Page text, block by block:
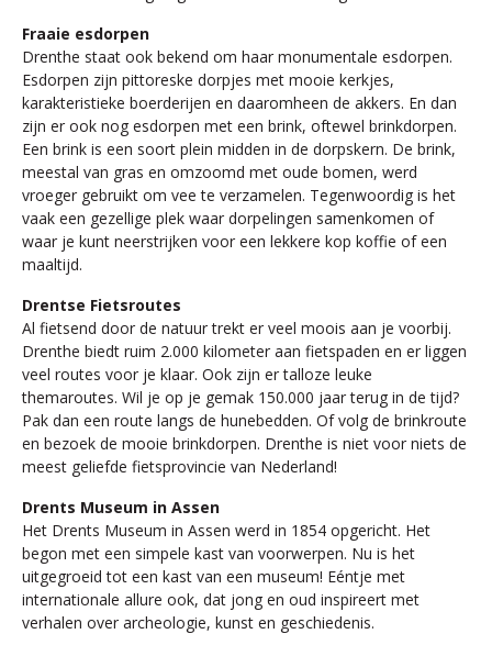
Fraaie esdorpen
Drenthe staat ook bekend om haar monumentale esdorpen.
Esdorpen zijn pittoreske dorpjes met mooie kerkjes,
karakteristieke boerderijen en daaromheen de akkers. En dan
zijn er ook nog esdorpen met een brink, oftewel brinkdorpen.
Een brink is een soort plein midden in de dorpskern. De brink,
meestal van gras en omzoomd met oude bomen, werd
vroeger gebruikt om vee te verzamelen. Tegenwoordig is het
vaak een gezellige plek waar dorpelingen samenkomen of
waar je kunt neerstrijken voor een lekkere kop koffie of een
maaltijd.
Drentse Fietsroutes
Al fietsend door de natuur trekt er veel moois aan je voorbij.
Drenthe biedt ruim 2.000 kilometer aan fietspaden en er liggen
veel routes voor je klaar. Ook zijn er talloze leuke
themaroutes. Wil je op je gemak 150.000 jaar terug in de tijd?
Pak dan een route langs de hunebedden. Of volg de brinkroute
en bezoek de mooie brinkdorpen. Drenthe is niet voor niets de
meest geliefde fietsprovincie van Nederland!
Drents Museum in Assen
Het Drents Museum in Assen werd in 1854 opgericht. Het
begon met een simpele kast van voorwerpen. Nu is het
uitgegroeid tot een kast van een museum! Eéntje met
internationale allure ook, dat jong en oud inspireert met
verhalen over archeologie, kunst en geschiedenis.